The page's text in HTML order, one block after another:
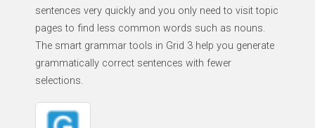
sentences very quickly and you only need to visit topic
pages to find less common words such as nouns.
The smart grammar tools in Grid 3 help you generate
grammatically correct sentences with fewer
selections.